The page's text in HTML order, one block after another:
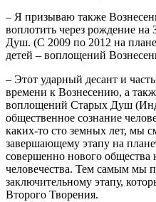
– Я призываю также
воплотить через рождение на
Душ. (С 2009 по 2012 на
детей – воплощений
– Этот ударный десант и
времени к Вознесению, а
воплощений Старых Душ
общественное сознание
каких-то сто земных лет, мы
завершающему этапу на
совершенно нового общества
человечества. Тем самым мы
заключительному этапу,
Второго Творения.